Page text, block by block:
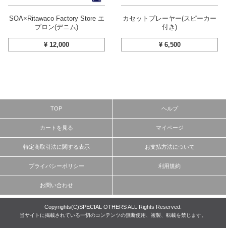
SOA×Ritawaco Factory Store エ
プロン(デニム)
¥ 12,000
カセットプレーヤー(スピーカー
付き)
¥ 6,500
TOP ヘルプ
カートを見る マイページ
特定商取引法に関する表示 お支払方法について
プライバシーポリシー 利用規約
お問い合わせ
Copyrights(C)SPECIAL OTHERS ALL Rights Reserved.
当サイトに掲載されている一切のコンテンツの無断使用、複製、転載を禁じます。